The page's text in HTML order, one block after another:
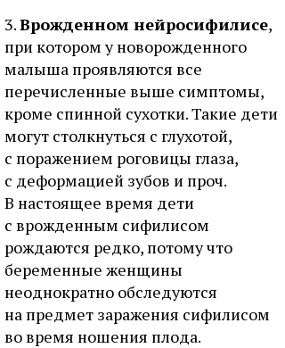
3.Врожденном нейросифилисе,
при котором у новорожденного
малыша проявляются все
перечисленные выше симптомы,
кроме спинной сухотки. Такие дети
могут столкнуться с глухотой,
с поражением роговицы глаза,
с деформацией зубов и проч.
В настоящее время дети
с врожденным сифилисом
рождаются редко, потому что
беременные женщины
неоднократно обследуются
на предмет заражения сифилисом
во время ношения плода.